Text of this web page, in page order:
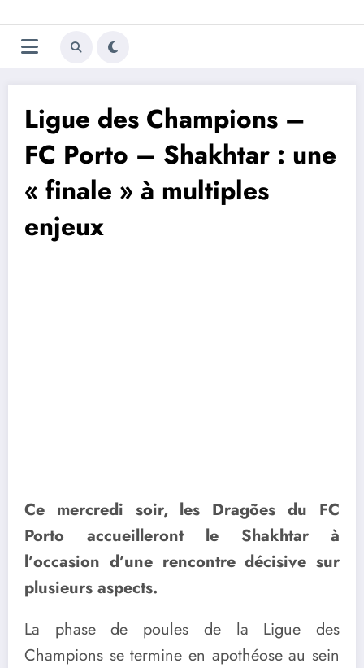
au
contenu
Trivela
L'actualité du football
Ligue des Champions –
FC Porto – Shakhtar : une
« finale » à multiples
enjeux
Ce mercredi soir, les Dragões du FC
Porto accueilleront le Shakhtar à
l’occasion d’une rencontre décisive sur
plusieurs aspects.
La phase de poules de la Ligue des
Champions se termine en apothéose au sein